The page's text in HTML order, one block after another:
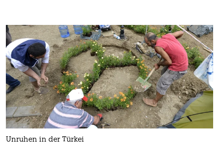
Unruhen in der Türkei